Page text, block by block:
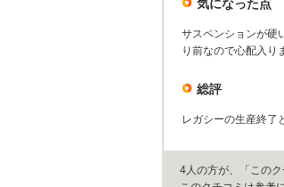
気になった点
サスペンションが硬
り前なので心配入り
総評
レガシーの生産終了
4人の方が、「この